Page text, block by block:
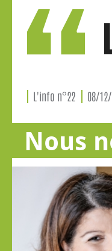
L'info n°22 08/
Nous